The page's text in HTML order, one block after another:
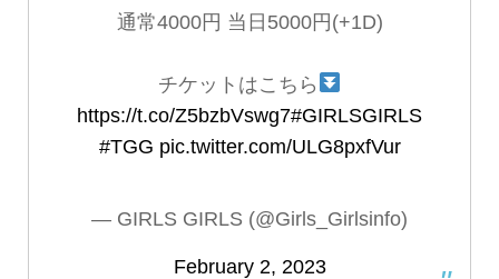
通常4000円 当日5000円(+1D)
チケットはこちら
https://t.co/Z5bzbVswg7#GIRLSGIRLS
#TGG pic.twitter.com/ULG8pxfVur
— GIRLS GIRLS (@Girls_Girlsinfo)
February 2, 2023